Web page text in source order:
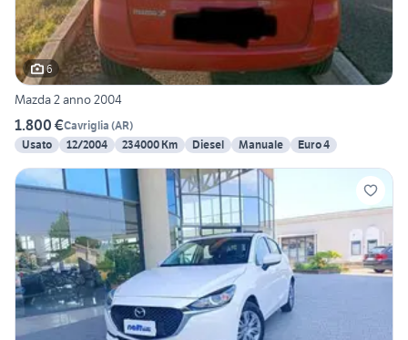
6
Mazda 2 anno 2004
1.800 €Cavriglia (AR)
Usato
12/2004 234000 Km Diesel Manuale Euro 4